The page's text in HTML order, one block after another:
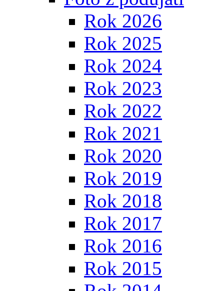
Rok 2026
Rok 2025
Rok 2024
Rok 2023
Rok 2022
Rok 2021
Rok 2020
Rok 2019
Rok 2018
Rok 2017
Rok 2016
Rok 2015